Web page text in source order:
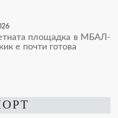
площадка в МБАЛ-
е почти готова